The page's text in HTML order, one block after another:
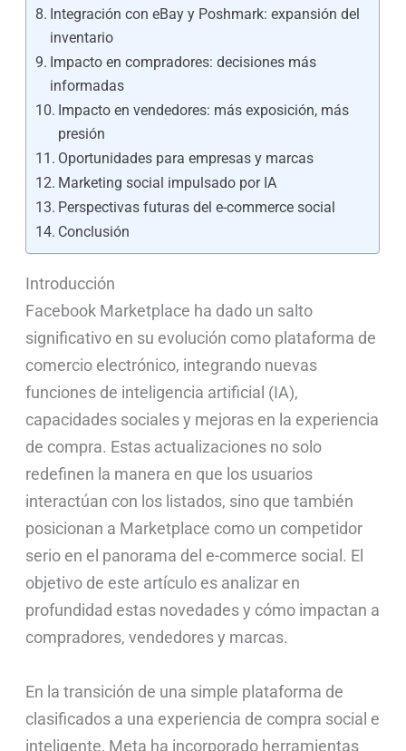
Integración con eBay y Poshmark: expansión del
inventario
Impacto en compradores: decisiones más
informadas
Impacto en vendedores: más exposición, más
presión
Oportunidades para empresas y marcas
Marketing social impulsado por IA
Perspectivas futuras del e-commerce social
Conclusión
Introducción
Facebook Marketplace ha dado un salto
significativo en su evolución como plataforma de
comercio electrónico, integrando nuevas
funciones de inteligencia artificial (IA),
capacidades sociales y mejoras en la experiencia
de compra. Estas actualizaciones no solo
redefinen la manera en que los usuarios
interactúan con los listados, sino que también
posicionan a Marketplace como un competidor
serio en el panorama del e-commerce social. El
objetivo de este artículo es analizar en
profundidad estas novedades y cómo impactan a
compradores, vendedores y marcas.
En la transición de una simple plataforma de
clasificados a una experiencia de compra social e
inteligente, Meta ha incorporado herramientas